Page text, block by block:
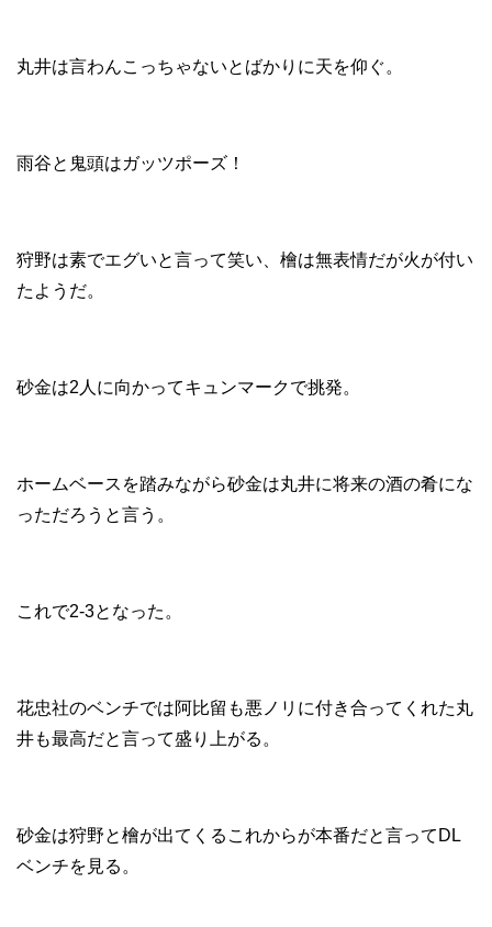
丸井は言わんこっちゃないとばかりに天を仰ぐ。
雨谷と鬼頭はガッツポーズ！
狩野は素でエグいと言って笑い、檜は無表情だが火が付い
たようだ。
砂金は2人に向かってキュンマークで挑発。
ホームベースを踏みながら砂金は丸井に将来の酒の肴にな
っただろうと言う。
これで2-3となった。
花忠社のベンチでは阿比留も悪ノリに付き合ってくれた丸
井も最高だと言って盛り上がる。
砂金は狩野と檜が出てくるこれからが本番だと言ってDL
ベンチを見る。